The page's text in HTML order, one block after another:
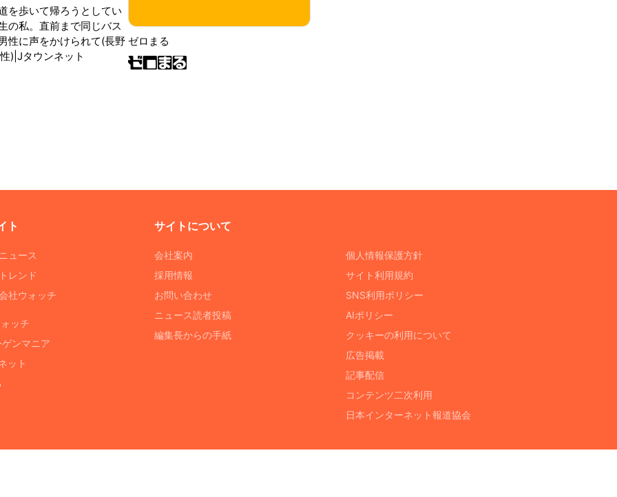
を歩いて帰ろうとしてい
の私。直前まで同じバス
性に声をかけられて(長野
)|Jタウンネット
ゼロまる
ト
ュース
レンド
社ウォッチ
ッチ
ンマニア
ット
サイトについて
会社案内
採用情報
お問い合わせ
ニュース読者投稿
編集長からの手紙
個人情報保護方針
サイト利用規約
SNS利用ポリシー
AIポリシー
クッキーの利用について
広告掲載
記事配信
コンテンツ二次利用
日本インターネット報道協会